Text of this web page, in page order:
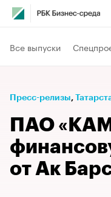
Все выпуски
Пресс-релизы⁠,
ПАО
от Ак